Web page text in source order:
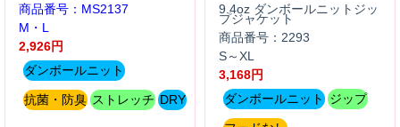
商品番号：MS2137
M・L
2,926円
ダンボールニット
抗菌・防臭 ストレッチ DRY
9.4oz ダンボールニットジッ
プジャケット
商品番号：2293
S～XL
3,168円
ダンボールニット ジップ